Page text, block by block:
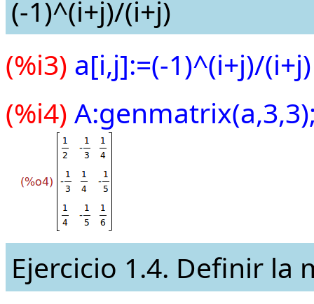
(-1)^(i+j)/(i+j)
(%i3) a[i,j]:=(-1)^(i+j)/
(%i4)
Ejercicio 1.4. Definir la